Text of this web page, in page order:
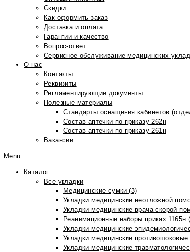
Скидки
Как оформить заказ
Доставка и оплата
Гарантии и качество
Вопрос-ответ
Сервисное обслуживание медицинских
О нас
Контакты
Реквизиты
Регламентирующие документы
Полезные материалы
Стандарты оснащения кабинетов
Состав аптечки по приказу 262н
Состав аптечки по приказу 261н
Вакансии
Menu
Каталог
Все укладки
Медицинские сумки (3)
Укладки медицинские неотложной
Укладки медицинские врача скорой
Реанимационные наборы приказ 1165н
Укладки медицинские
Укладки медицинские
Укладки медицинские